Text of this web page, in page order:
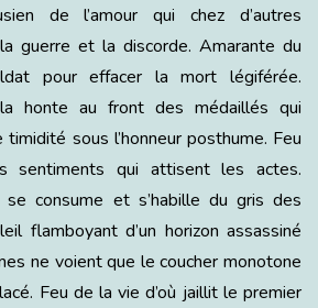
de l’amour qui chez d’autres
guerre et la discorde. Amarante du
pour effacer la mort légiférée.
honte au front des médaillés qui
sous l’honneur posthume. Feu
sentiments qui attisent les actes.
se consume et s’habille du gris des
flamboyant d’un horizon assassiné
ne voient que le coucher monotone
Feu de la vie d’où jaillit le premier